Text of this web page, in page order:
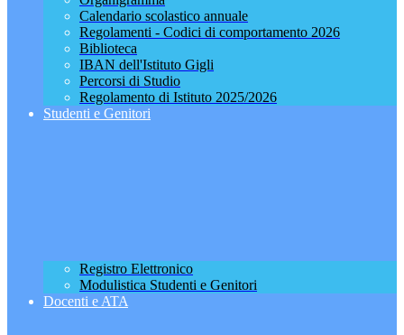
Calendario scolastico annuale
Regolamenti - Codici di comportamento 2026
Biblioteca
IBAN dell'Istituto Gigli
Percorsi di Studio
Regolamento di Istituto 2025/2026
Studenti e Genitori
Registro Elettronico
Modulistica Studenti e Genitori
Docenti e ATA